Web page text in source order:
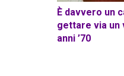
È davvero un
gettare via un
anni ’70